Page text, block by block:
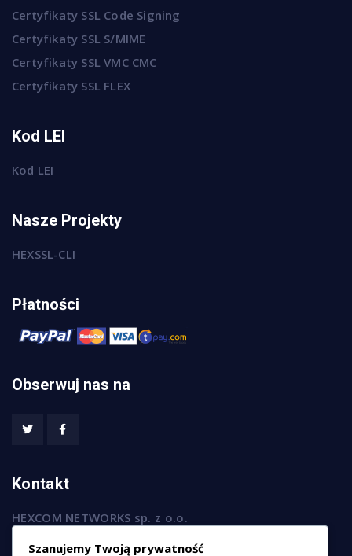
Certyfikaty SSL Code Signing
Certyfikaty SSL S/MIME
Certyfikaty SSL VMC CMC
Certyfikaty SSL FLEX
Kod LEI
Kod LEI
Nasze Projekty
HEXSSL-CLI
Płatności
Obserwuj nas na
Kontakt
HEXCOM NETWORKS sp. z o.o.
ul. Marsz. Józefa Piłsudskiego 74/320,
Szanujemy Twoją prywatność